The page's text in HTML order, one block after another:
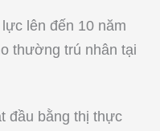
lên đến 10 năm
thường trú nhân tại
đầu bằng thị thực